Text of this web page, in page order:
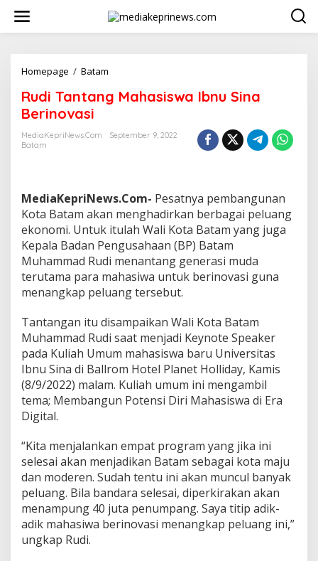
w
Homepage / Batam
d
a
g
M
a
h
a
s
i
s
I
b
n
u
i
n
e
n
o
v
a
s
Rudi Tantang Mahasiswa Ibnu Sina
Berinovasi
MediaKepriNews.com
September 9, 2022
Batam
MediaKepriNews.Com- Pesatnya pembangunan
Kota Batam akan menghadirkan berbagai peluang
ekonomi. Untuk itulah Wali Kota Batam yang juga
Kepala Badan Pengusahaan (BP) Batam
Muhammad Rudi menantang generasi muda
terutama para mahasiwa untuk berinovasi guna
menangkap peluang tersebut.
Tantangan itu disampaikan Wali Kota Batam
Muhammad Rudi saat menjadi Keynote Speaker
pada Kuliah Umum mahasiswa baru Universitas
Ibnu Sina di Ballrom Hotel Planet Holliday, Kamis
(8/9/2022) malam. Kuliah umum ini mengambil
tema; Membangun Potensi Diri Mahasiswa di Era
Digital.
“Kita menjalankan empat program yang jika ini
selesai akan menjadikan Batam sebagai kota maju
dan moderen. Sudah tentu ini akan muncul banyak
peluang. Bila bandara selesai, diperkirakan akan
menampung 40 juta penumpang. Saya titip adik-
adik mahasiwa berinovasi menangkap peluang ini,”
ungkap Rudi.